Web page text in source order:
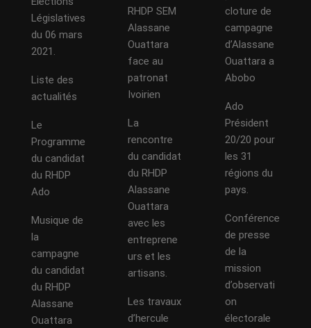
Législatives
du 06 mars
2021.
Liste des
actualités
Le
Programme
du candidat
du RHDP
Ado
Musique de
la
campagne
du candidat
du RHDP
Alassane
Ouattara
RHDP SEM
Alassane
Ouattara
face au
patronat
Ivoirien
La
rencontre
du candidat
du RHDP
Alassane
Ouattara
avec les
entreprene
urs et les
artisans.
Les travaux
d’hercule
cloture de
campagne
d’Alassane
Ouattara a
Abobo
Ado
Président
20/20 pour
les 31
régions du
pays.
Conférence
de presse
de la
mission
d’observati
on
électorale